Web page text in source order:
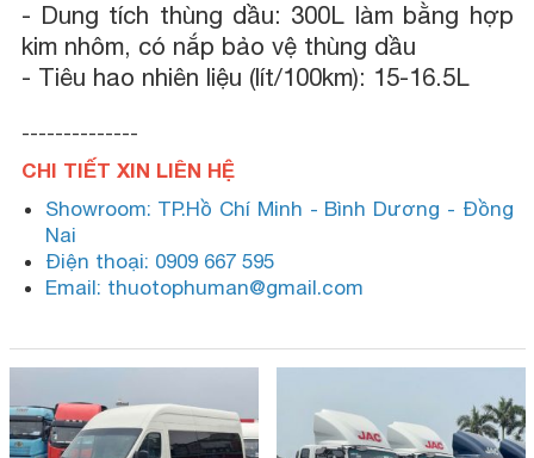
- Dung tích thùng dầu: 300L làm bằng hợp
kim nhôm, có nắp bảo vệ thùng dầu
- Tiêu hao nhiên liệu (lít/100km): 15-16.5L
--------------
CHI TIẾT XIN LIÊN HỆ
Showroom: TP.Hồ Chí Minh - Bình Dương - Đồng
Nai
Điện thoại: 0909 667 595
Email: thuotophuman@gmail.com